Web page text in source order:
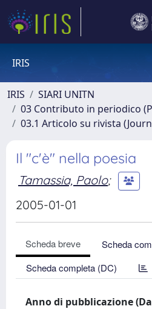
IRIS
IRIS
SIARI UNITN
03 Contributo in periodico
03.1 Articolo su rivista
Il "c'è" nella poesia
Tamassia, Paolo;
2005-01-01
Scheda breve
Scheda
Scheda completa (DC)
Anno di pubblicazione